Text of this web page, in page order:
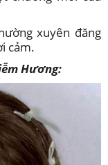
xuyên đăng
cảm.
Hương: